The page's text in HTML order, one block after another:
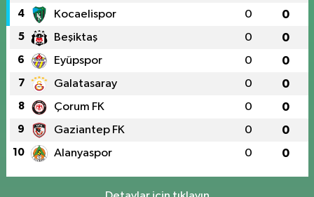
4 Kocaelispor 0 0
5 Beşiktaş 0 0
6 Eyüpspor 0 0
7 Galatasaray 0 0
8 Çorum FK 0 0
9 Gaziantep FK 0 0
10 Alanyaspor 0 0